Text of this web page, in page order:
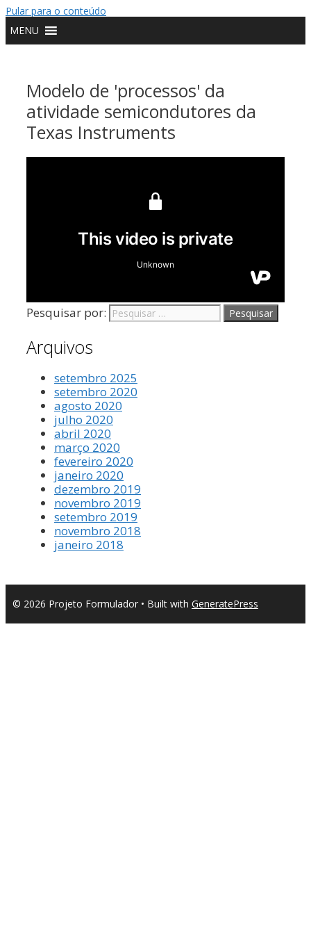
o
conteúdo
Pular para o conteúdo
MENU
Modelo de 'processos' da
atividade semicondutores da
Texas Instruments
Pesquisar por:
Arquivos
setembro 2025
setembro 2020
agosto 2020
julho 2020
abril 2020
março 2020
fevereiro 2020
janeiro 2020
dezembro 2019
novembro 2019
setembro 2019
novembro 2018
janeiro 2018
© 2026 Projeto Formulador • Built with GeneratePress